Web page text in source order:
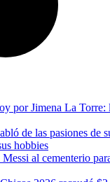
por Jimena La Torre:
de las pasiones de
hobbies
al cementerio